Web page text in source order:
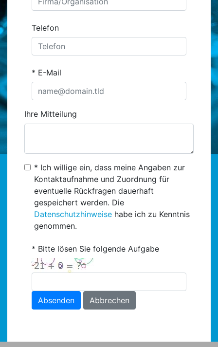
Telefon
E-Mail
Ihre Mitteilung
* Ich willige ein, dass meine Angaben zur
Kontaktaufnahme und Zuordnung für
eventuelle Rückfragen dauerhaft
gespeichert werden. Die
Datenschutzhinweise habe ich zu Kenntnis
genommen.
Bitte lösen Sie folgende Aufgabe
Absenden Abbrechen